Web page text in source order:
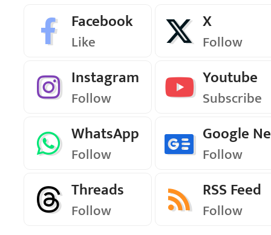
Facebook
Like
X
Follow
Instagram
Follow
Youtube
Subscribe
WhatsApp
Follow
Google
Follow
Threads
Follow
RSS Feed
Follow